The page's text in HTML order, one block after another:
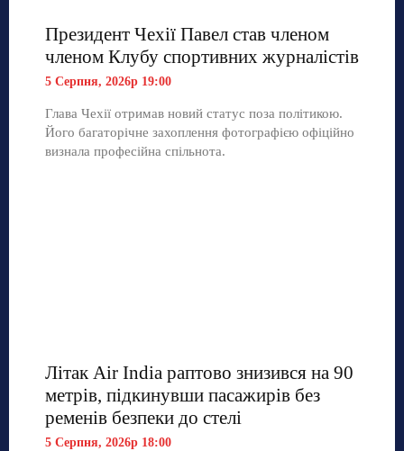
Президент Чехії Павел став членом
членом Клубу спортивних журналістів
5 Серпня, 2026р 19:00
Глава Чехії отримав новий статус поза політикою.
Його багаторічне захоплення фотографією офіційно
визнала професійна спільнота.
Літак Air India раптово знизився на 90
метрів, підкинувши пасажирів без
ременів безпеки до стелі
5 Серпня, 2026р 18:00